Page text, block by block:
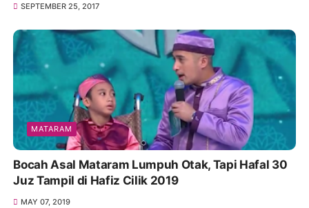
SEPTEMBER 25, 2017
MATARAM
Bocah Asal Mataram Lumpuh Otak, Tapi Hafal 30
Juz Tampil di Hafiz Cilik 2019
MAY 07, 2019